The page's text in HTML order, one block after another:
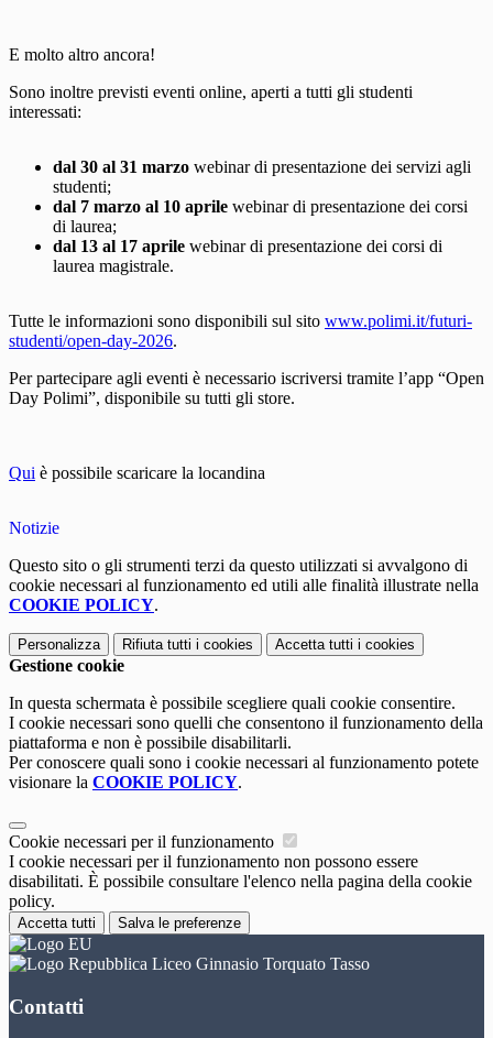
E molto altro ancora!
Sono inoltre previsti eventi online, aperti a tutti gli studenti
interessati:
dal 30 al 31 marzo webinar di presentazione dei servizi agli
studenti;
dal 7 marzo al 10 aprile webinar di presentazione dei corsi
di laurea;
dal 13 al 17 aprile webinar di presentazione dei corsi di
laurea magistrale.
Tutte le informazioni sono disponibili sul sito www.polimi.it/futuri-
studenti/open-day-2026.
Per partecipare agli eventi è necessario iscriversi tramite l’app “Open
Day Polimi”, disponibile su tutti gli store.
Qui è possibile scaricare la locandina
Notizie
Questo sito o gli strumenti terzi da questo utilizzati si avvalgono di
cookie necessari al funzionamento ed utili alle finalità illustrate nella
COOKIE POLICY.
Personalizza Rifiuta tutti i cookies Accetta tutti i cookies
Gestione cookie
In questa schermata è possibile scegliere quali cookie consentire.
I cookie necessari sono quelli che consentono il funzionamento della
piattaforma e non è possibile disabilitarli.
Per conoscere quali sono i cookie necessari al funzionamento potete
visionare la COOKIE POLICY.
Cookie necessari per il funzionamento
I cookie necessari per il funzionamento non possono essere
disabilitati. È possibile consultare l'elenco nella pagina della cookie
policy.
Accetta tutti Salva le preferenze
Liceo Ginnasio Torquato Tasso
Contatti